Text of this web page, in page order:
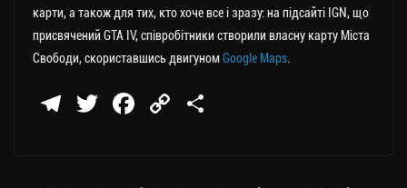
карти, а також для тих, кто хоче все і зразу: на підсайті IGN, що
присвячений GTA IV, співробітники створили власну карту Міста
Свободи, скориставшись двигуномGoogle Maps.
Te
T
Fa
C